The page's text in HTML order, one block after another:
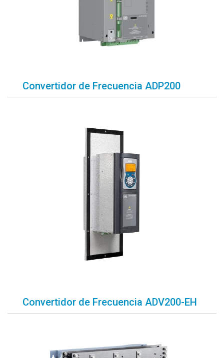
Convertidor de Frecuencia ADP200
Convertidor de Frecuencia ADV200-EH